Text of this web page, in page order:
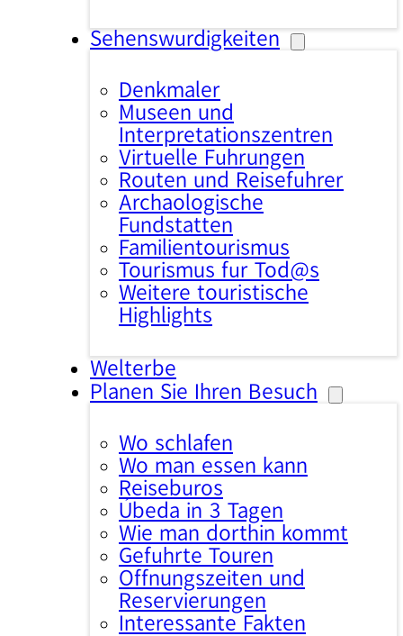
Sehenswürdigkeiten
Denkmäler
Museen und
Interpretationszentren
Virtuelle Führungen
Routen und Reiseführer
Archäologische
Fundstätten
Familientourismus
Tourismus für Tod@s
Weitere touristische
Highlights
Welterbe
Planen Sie Ihren Besuch
Wo schlafen
Wo man essen kann
Reisebüros
Úbeda in 3 Tagen
Wie man dorthin kommt
Geführte Touren
Öffnungszeiten und
Reservierungen
Interessante Fakten